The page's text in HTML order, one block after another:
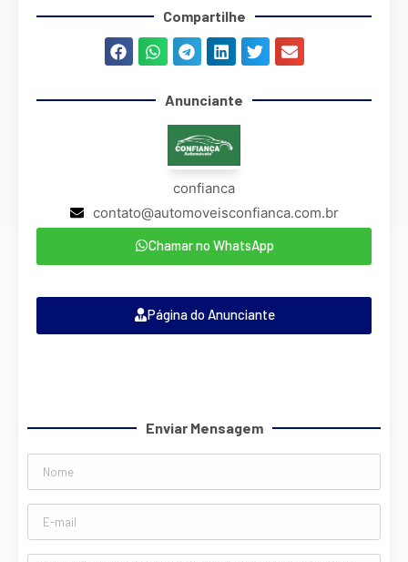
Compartilhe
Anunciante
confianca
contato@automoveisconfianca.com.br
Chamar no WhatsApp
Página do Anunciante
Enviar Mensagem